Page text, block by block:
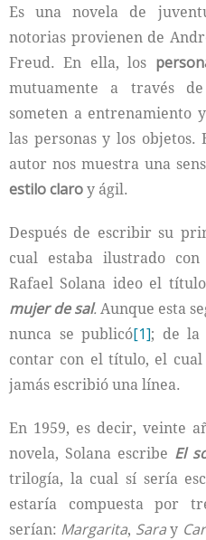
Es una novela de
notorias provienen de
Freud. En ella, los
mutuamente a través
someten a entrenamiento
las personas y los
autor nos muestra una
estilo claroy ágil.
Después de escribir su
cual estaba ilustrado
Rafael Solana ideo el
mujer de sal. Aunque esta
nunca se publicó[1]; de la
contar con el título, el
jamás escribió una línea.
En 1959, es decir, veinte
novela, Solana escribe El
trilogía, la cual sí sería
estaría compuesta por
serían: Margarita, Saray